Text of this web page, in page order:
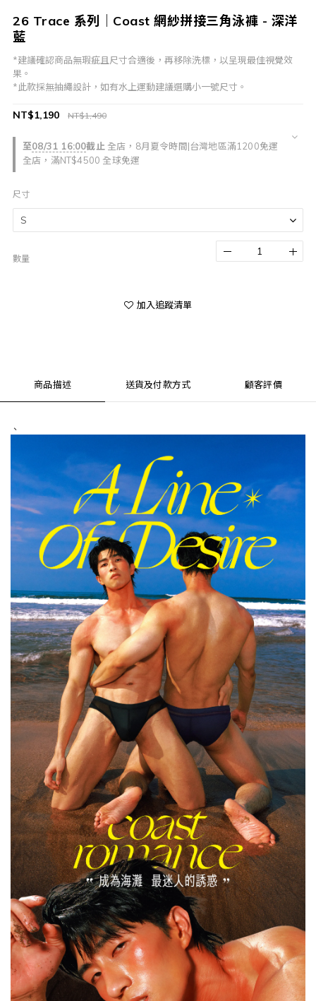
26 Trace 系列｜Coast 網紗拼接三角泳褲 - 深洋
藍
*建議確認商品無瑕疵且尺寸合適後，再移除洗標，以呈現最佳視覺效
果。
*此款採無抽繩設計，如有水上運動建議選購小一號尺寸。
至08/31 16:00截止 全店，8月夏令時間|台灣地區滿1200免運
全店，滿NT$4500 全球免運
NT$1,490
NT$1,190
尺寸
數量
加入追蹤清單
商品描述 送貨及付款方式 顧客評價
、